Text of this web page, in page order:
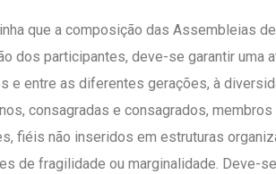
que a composição das Assembleias
dos participantes, deve-se garantir uma
e entre as diferentes gerações, à
consagradas e consagrados,
fiéis não inseridos em estruturas
de fragilidade ou marginalidade. Deve-